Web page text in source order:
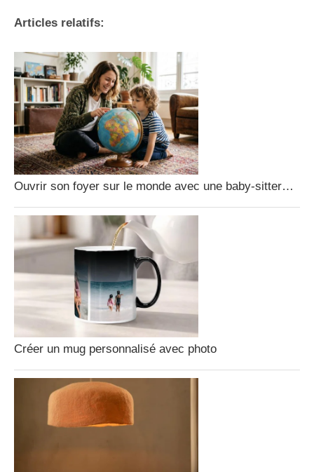
Articles relatifs:
Ouvrir son foyer sur le monde avec une baby-sitter…
Créer un mug personnalisé avec photo